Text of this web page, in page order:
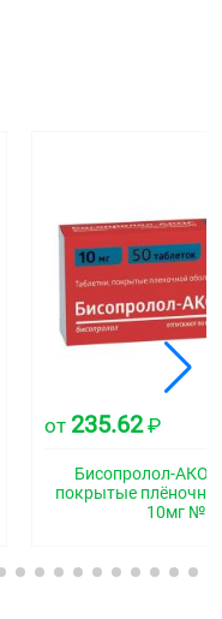
от 235.62₽
Бисопролол-АКОС
покрытые
10мг